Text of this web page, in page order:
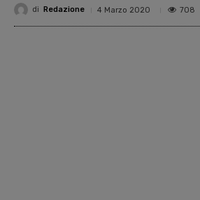
di Redazione 4 Marzo 2020 708